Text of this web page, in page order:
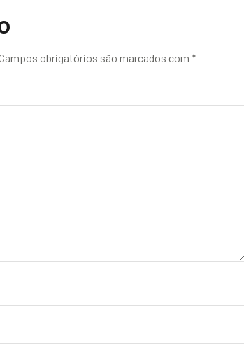
obrigatórios são marcados com *